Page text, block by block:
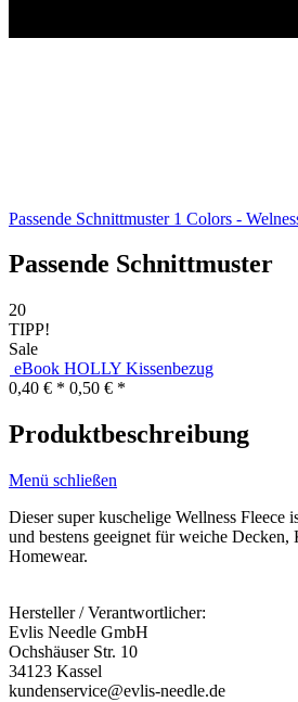
Passende Schnittmuster 1 Colors -
Passende Schnittmuster
20
TIPP!
Sale
eBook HOLLY Kissenbezug
0,40 € * 0,50 € *
Produktbeschreibung
Menü schließen
Dieser super kuschelige Wellness Fleece
und bestens geeignet für weiche Decken,
Homewear.
Hersteller / Verantwortlicher:
Evlis Needle GmbH
Ochshäuser Str. 10
34123 Kassel
kundenservice@evlis-needle.de